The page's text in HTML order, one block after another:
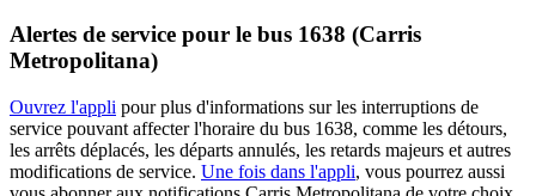
Alertes de service pour le bus 1638 (Carris
Metropolitana)
Ouvrez l'appli pour plus d'informations sur les interruptions de
service pouvant affecter l'horaire du bus 1638, comme les détours,
les arrêts déplacés, les départs annulés, les retards majeurs et autres
modifications de service. Une fois dans l'appli, vous pourrez aussi